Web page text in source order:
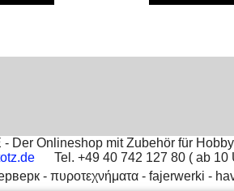
- Der Onlineshop mit Zubehör für
Tel. +49 40 742 127 80 ( ab
- πυροτεχνήματα - fajerwerki -